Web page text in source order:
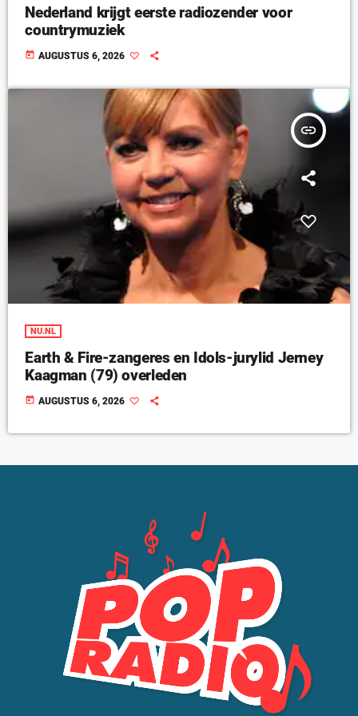
Nederland krijgt eerste radiozender voor
countrymuziek
today AUGUSTUS 6, 2026
insert_link
NU.NL
Earth & Fire-zangeres en Idols-jurylid Jerney
Kaagman (79) overleden
today AUGUSTUS 6, 2026